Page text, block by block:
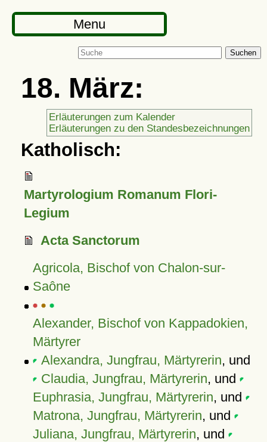
Menu
Suchen
18. März:
Erläuterungen zum Kalender
Erläuterungen zu den Standesbezeichnungen
Katholisch:
Martyrologium Romanum Flori-
Legium
Acta Sanctorum
Agricola, Bischof von Chalon-sur-
Saône
Alexander, Bischof von Kappadokien,
Märtyrer
Alexandra, Jungfrau, Märtyrerin, und
Claudia, Jungfrau, Märtyrerin, und
Euphrasia, Jungfrau, Märtyrerin, und
Matrona, Jungfrau, Märtyrerin, und
Juliana, Jungfrau, Märtyrerin, und